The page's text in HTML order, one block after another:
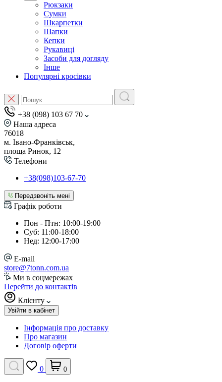
Рюкзаки
Сумки
Шкарпетки
Шапки
Кепки
Рукавиці
Засоби для догляду
Інше
Популярні кросівки
+38 (098) 103 67 70
Наша адреса
76018
м. Івано-Франківськ,
площа Ринок, 12
Телефони
+38(098)103-67-70
Передзвоніть мені
Графік роботи
Пон - Птн: 10:00-19:00
Суб: 11:00-18:00
Нед: 12:00-17:00
E-mail
store@7tonn.com.ua
Ми в соцмережах
Перейти до контактів
Клієнту
Увійти в кабінет
Інформація про доставку
Про магазин
Договір оферти
0 0